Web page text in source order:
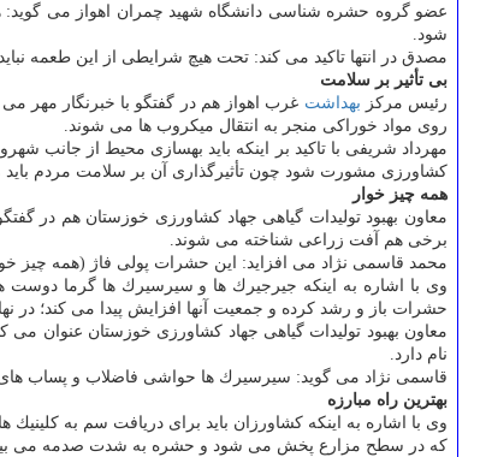
عضو گروه حشره شناسی دانشگاه شهید چمران اهواز می گوید:
شود.
مصدق در انتها تاكید می كند: تحت هیچ شرایطی از این طعمه
بی تأثیر بر سلامت
رئیس مركز بهداشت غرب اهواز هم در گفتگو با خبرنگار مهر
روی مواد خوراكی منجر به انتقال میكروب ها می شوند.
مهرداد شریفی با تاكید بر اینكه باید بهسازی محیط از
كشاورزی مشورت شود چون تأثیرگذاری آن بر سلامت مردم باید
همه چیز خوار
معاون بهبود تولیدات گیاهی جهاد كشاورزی خوزستان هم در
برخی هم آفت زراعی شناخته می شوند.
محمد قاسمی نژاد می افزاید: این حشرات پولی فاژ (همه چیز
وی با اشاره به اینكه جیرجیرك ها و سیرسیرك ها گرما دوست
حشرات باز و رشد كرده و جمعیت آنها افزایش پیدا می كند؛ در
معاون بهبود تولیدات گیاهی جهاد كشاورزی خوزستان
نام دارد.
قاسمی نژاد می گوید: سیرسیرك ها حواشی فاضلاب و پساب
بهترین راه مبارزه
وی با اشاره به اینكه كشاورزان باید برای دریافت سم به كلینیك
كه در سطح مزارع پخش می شود و حشره به شدت صدمه می